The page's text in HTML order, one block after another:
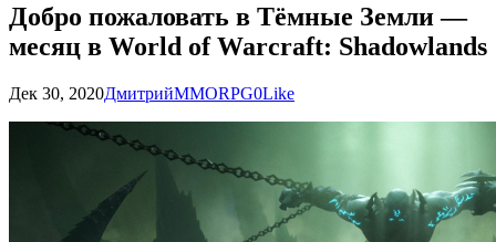
Добро пожаловать в Тёмные Земли —
месяц в World of Warcraft: Shadowlands
Дек 30, 2020ДмитрийMMORPG0Like